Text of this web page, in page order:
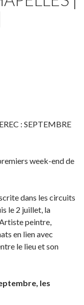
: SEPTEMBRE
week-end de
dans les circuits
le 2 juillet, la
peintre,
en lien avec
le lieu et son
les